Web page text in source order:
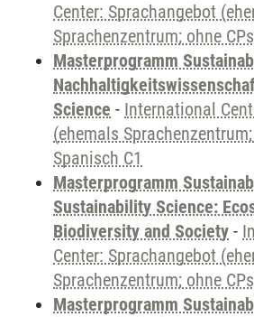
Center: Sprachangebot
Sprachenzentrum; ohne
Masterprogramm
Science - International
(ehemals
Spanisch C1
Masterprogramm
Sustainability Science:
Biodiversity and Society -
Center: Sprachangebot
Sprachenzentrum; ohne
Masterprogramm